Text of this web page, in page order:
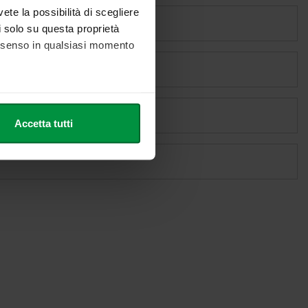
la possibilità di scegliere
su questa proprietà
in qualsiasi momento
(impronte digitali).
e per analizzare il
che ha fornito loro o
Accetta tutti